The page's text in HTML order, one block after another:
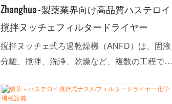
Zhanghua - 製薬業界向け高品質ハステロイ
撹拌ヌッチェフィルタードライヤー
撹拌ヌッチェ式ろ過乾燥機（ANFD）は、固液
分離、撹拌、洗浄、乾燥など、複数の工程で産
過、乾燥の機能を1つの容器に統合していま